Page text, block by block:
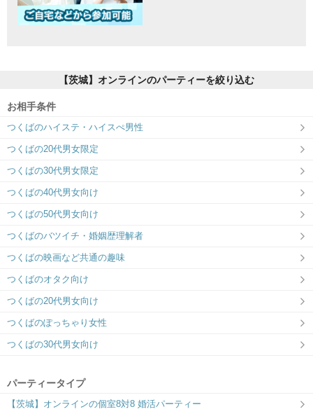
【茨城】オンラインのパーティーを絞り込む
お相手条件
つくばのハイステ・ハイスぺ男性
つくばの20代男女限定
つくばの30代男女限定
つくばの40代男女向け
つくばの50代男女向け
つくばのバツイチ・婚姻歴理解者
つくばの映画など共通の趣味
つくばのオタク向け
つくばの20代男女向け
つくばのぽっちゃり女性
つくばの30代男女向け
パーティータイプ
【茨城】オンラインの個室8対8 婚活パーティー